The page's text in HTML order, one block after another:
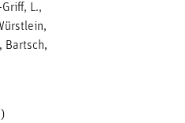
L.,
Bartsch,